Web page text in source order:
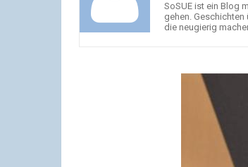
SoSUE ist ein Blog
gehen.
die neugierig